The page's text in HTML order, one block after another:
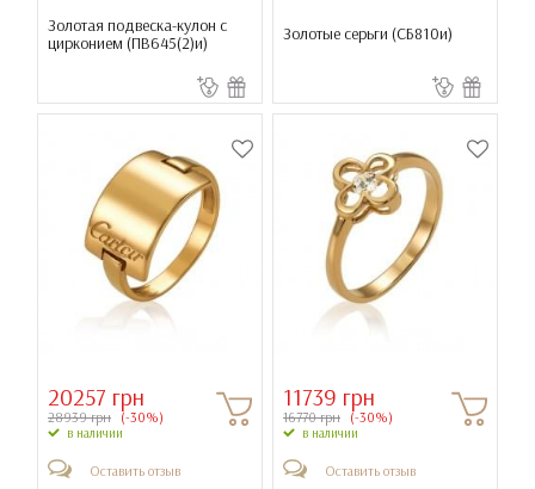
Золотая подвеска-кулон с
цирконием (ПВ645(2)и) Золотые серьги (СБ810и)
20257 грн
28939 грн (-30%)
в наличии
Оставить отзыв
11739 грн
16770 грн (-30%)
в наличии
Оставить отзыв